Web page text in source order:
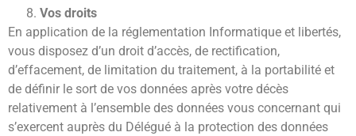
Vos droits
En application de la réglementation Informatique et libertés,
vous disposez d’un droit d’accès, de rectification,
d’effacement, de limitation du traitement, à la portabilité et
de définir le sort de vos données après votre décès
relativement à l’ensemble des données vous concernant qui
s’exercent auprès du Délégué à la protection des données